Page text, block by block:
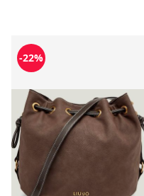
Torebka wakacyjna Liu Jo
-22%